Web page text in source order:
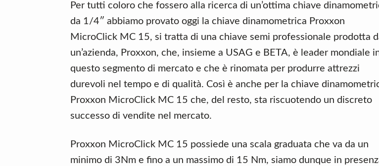
Per tutti coloro che fossero alla ricerca di un’ottima chiave
da 1/4″ abbiamo provato oggi la chiave dinamometrica Proxxon
MicroClick MC 15, si tratta di una chiave semi professionale prodotta
un’azienda, Proxxon, che, insieme a USAG e BETA, è leader mondiale
questo segmento di mercato e che è rinomata per produrre attrezzi
durevoli nel tempo e di qualità. Così è anche per la chiave
Proxxon MicroClick MC 15 che, del resto, sta riscuotendo un discreto
successo di vendite nel mercato.
Proxxon MicroClick MC 15 possiede una scala graduata che va da un
minimo di 3Nm e fino a un massimo di 15 Nm, siamo dunque in